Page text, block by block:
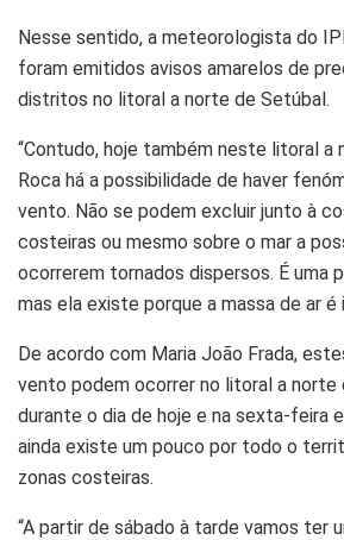
Nesse sentido, a meteorologista do
foram emitidos avisos amarelos de
distritos no litoral a norte de Setúbal.
“Contudo, hoje também neste litoral a
Roca há a possibilidade de haver
vento. Não se podem excluir junto à
costeiras ou mesmo sobre o mar a
ocorrerem tornados dispersos. É uma
mas ela existe porque a massa de ar é
De acordo com Maria João Frada,
vento podem ocorrer no litoral a norte
durante o dia de hoje e na sexta-feira
ainda existe um pouco por todo o
zonas costeiras.
“A partir de sábado à tarde vamos ter